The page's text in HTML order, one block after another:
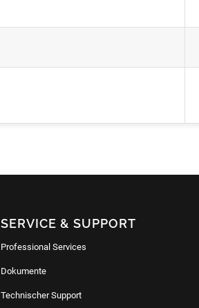
SERVICE & SUPPORT
Professional Services
Dokumente
Technischer Support